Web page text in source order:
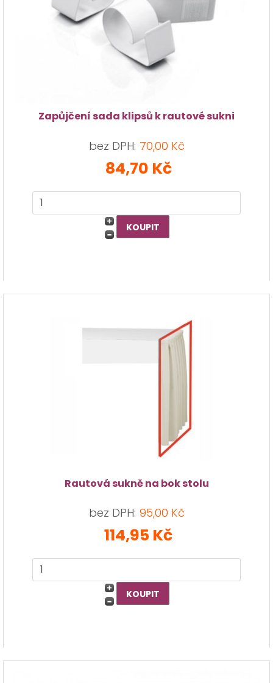
Zapůjčení sada klipsů k rautové sukni
bez DPH: 70,00 Kč
84,70 Kč
Rautová sukně na bok stolu
bez DPH: 95,00 Kč
114,95 Kč